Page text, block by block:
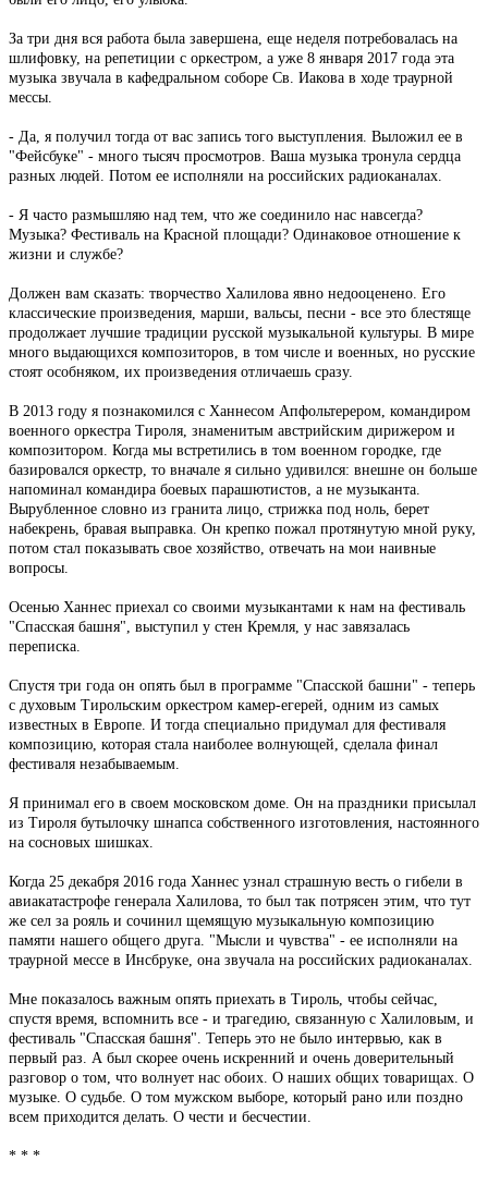
За три дня вся работа была завершена, еще неделя потребовалась на
шлифовку, на репетиции с оркестром, а уже 8 января 2017 года эта
музыка звучала в кафедральном соборе Св. Иакова в ходе траурной
мессы.
- Да, я получил тогда от вас запись того выступления. Выложил ее в
"Фейсбуке" - много тысяч просмотров. Ваша музыка тронула сердца
разных людей. Потом ее исполняли на российских радиоканалах.
- Я часто размышляю над тем, что же соединило нас навсегда?
Музыка? Фестиваль на Красной площади? Одинаковое отношение к
жизни и службе?
Должен вам сказать: творчество Халилова явно недооценено. Его
классические произведения, марши, вальсы, песни - все это блестяще
продолжает лучшие традиции русской музыкальной культуры. В мире
много выдающихся композиторов, в том числе и военных, но русские
стоят особняком, их произведения отличаешь сразу.
В 2013 году я познакомился с Ханнесом Апфольтерером, командиром
военного оркестра Тироля, знаменитым австрийским дирижером и
композитором. Когда мы встретились в том военном городке, где
базировался оркестр, то вначале я сильно удивился: внешне он больше
напоминал командира боевых парашютистов, а не музыканта.
Вырубленное словно из гранита лицо, стрижка под ноль, берет
набекрень, бравая выправка. Он крепко пожал протянутую мной руку,
потом стал показывать свое хозяйство, отвечать на мои наивные
вопросы.
Осенью Ханнес приехал со своими музыкантами к нам на фестиваль
"Спасская башня", выступил у стен Кремля, у нас завязалась
переписка.
Спустя три года он опять был в программе "Спасской башни" - теперь
с духовым Тирольским оркестром камер-егерей, одним из самых
известных в Европе. И тогда специально придумал для фестиваля
композицию, которая стала наиболее волнующей, сделала финал
фестиваля незабываемым.
Я принимал его в своем московском доме. Он на праздники присылал
из Тироля бутылочку шнапса собственного изготовления, настоянного
на сосновых шишках.
Когда 25 декабря 2016 года Ханнес узнал страшную весть о гибели в
авиакатастрофе генерала Халилова, то был так потрясен этим, что тут
же сел за рояль и сочинил щемящую музыкальную композицию
памяти нашего общего друга. "Мысли и чувства" - ее исполняли на
траурной мессе в Инсбруке, она звучала на российских радиоканалах.
Мне показалось важным опять приехать в Тироль, чтобы сейчас,
спустя время, вспомнить все - и трагедию, связанную с Халиловым, и
фестиваль "Спасская башня". Теперь это не было интервью, как в
первый раз. А был скорее очень искренний и очень доверительный
разговор о том, что волнует нас обоих. О наших общих товарищах. О
музыке. О судьбе. О том мужском выборе, который рано или поздно
всем приходится делать. О чести и бесчестии.
* * *